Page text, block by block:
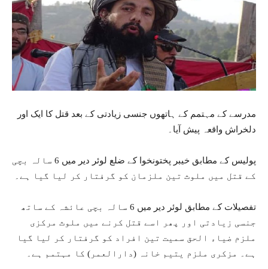
مدرسے کے مہتمم کے ہاتھوں جنسی زیادتی کے بعد قتل کا ایک اور
دلخراش واقعہ پیش آیا۔
پولیس کے مطابق خیبر پختونخوا کے ضلع لوئر دیر میں 6 سالہ بچی
کے قتل میں‌ ملوث تین ملزمان کو گرفتار کر لیا گیا ہے۔
تفصیلات کے مطابق لوئر دیر میں 6 سالہ بچی عائشہ کے ساتھ
جنسی زیادتی اور پھر اسے قتل کرنے میں ملوث مرکزی
ملزم ضیاء الحق سمیت تین افراد کو گرفتار کر لیا گیا
ہے۔ مزکری ملزم یتیم خانہ (دارالعمر) کا مہتمم ہے۔